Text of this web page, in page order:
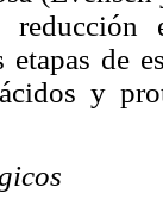
reducción
etapas de
y